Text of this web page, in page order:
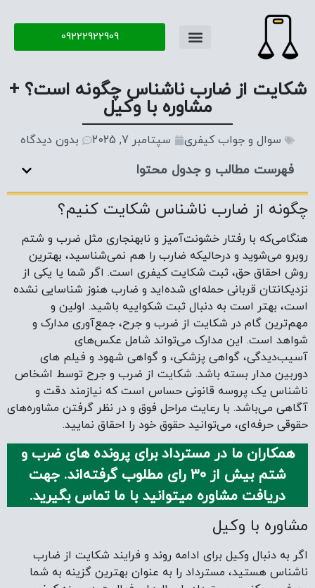
09222922909
شکایت از ضارب ناشناس چگونه است؟ +
مشاوره با وکیل
سوال و جواب کیفری سپتامبر 7, 2025 بدون دیدگاه
فهرست مطالب و جدول محتوا
چگونه از ضارب ناشناس شکایت کنیم؟
هنگامی‌که با رفتار خشونت‌آمیز و نابهنجاری مثل ضرب و شتم
روبرو می‌شوید و درحالیکه ضارب را هم‌ نمی‌شناسید، بهترین
روش احقاق حق، ثبت شکایت کیفری است. اگر شما یا یکی از
نزدیکانتان قربانی حمله‌ای شده‌اید و ضارب هنوز شناسایی نشده
است، بهتر است به دنبال ثبت شکواییه باشید. اولین و
مهم‌ترین گام در شکایت از ضرب و جرح، جمع‌آوری مدارک و
شواهد است. این مدارک می‌تواند شامل عکس‌های
آسیب‌دیدگی، گواهی پزشکی، و گواهی شهود و فیلم های
دوربین مدار بسته باشد. شکایت از ضرب و جرح توسط اشخاص
ناشناس یک پروسه قانونی حساس است که نیازمند دقت و
آگاهی می‌باشد. با رعایت مراحل فوق و در نظر گرفتن مشاوره‌های
حقوقی حرفه‌ای، می‌توانید حقوق خود را احقاق نمایید.
همکاران ما در مسترداد برای پرونده های ضرب و
شتم بیش از 30 رای مطلوب گرفته‌اند. جهت
دریافت مشاوره میتوانید با ما تماس بگیرید.
مشاوره با وکیل
اگر به دنبال وکیل برای ادامه روند و فرایند شکایت از ضارب
ناشناس هستید، مسترداد را به عنوان بهترین گزینه به شما